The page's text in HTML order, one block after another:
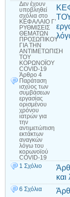
Δεν έχουν
υποβληθεί
σχόλια στο
ΚΕΦΑΛΑΙΟ Γ’
ΡΥΘΜΙΣΕΙΣ
ΘΕΜΑΤΩΝ
ΠΡΟΣΩΠΙΚΟΥ
ΓΙΑ ΤΗΝ
ΑΝΤΙΜΕΤΩΠΙΣΗ
ΤΟΥ
ΚΟΡΩΝΟΪΟΥ
COVID-19
Άρθρο 4
Παράταση
ισχύος των
συμβάσεων
εργασίας
ορισμένου
χρόνου
ιατρών για
την
αντιμετώπιση
εκτάκτων
αναγκών
λόγω του
κορωνοϊού
COVID-19
1 Σχόλιο
6 Σχόλια